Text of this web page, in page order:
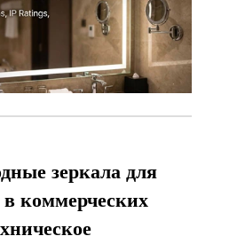
зеркала для
коммерческих